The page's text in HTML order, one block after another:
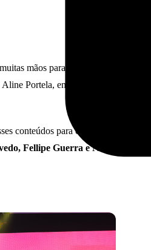
mãos para garantir uma
Portela, embaixadora,
conteúdos para o mercado –
Fellipe Guerra e Natália Santos